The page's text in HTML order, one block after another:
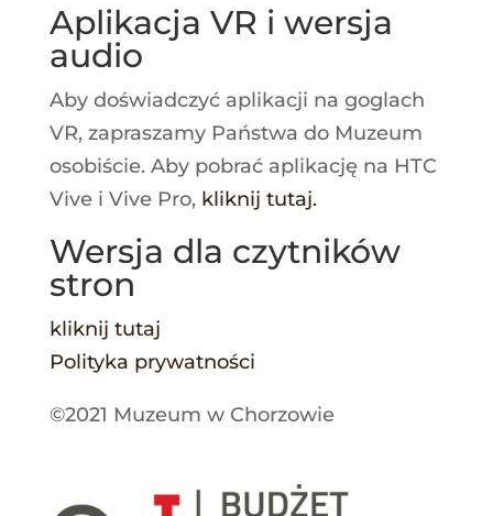
Aplikacja VR i wersja
audio
Aby doświadczyć aplikacji na goglach
VR, zapraszamy Państwa do Muzeum
osobiście. Aby pobrać aplikację na HTC
Vive i Vive Pro, kliknij tutaj.
Wersja dla czytników
stron
kliknij tutaj
Polityka prywatności
©2021 Muzeum w Chorzowie